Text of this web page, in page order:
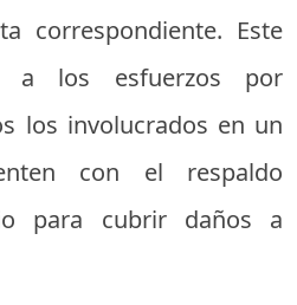
correspondiente. Este
a los esfuerzos por
los involucrados en un
con el respaldo
para cubrir daños a